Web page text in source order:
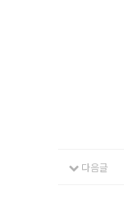
다음글